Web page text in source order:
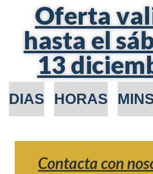
Oferta
hasta el
13
DIAS HORAS
Contacta con